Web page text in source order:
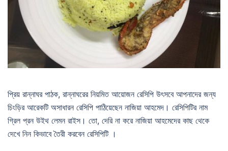
প্রিয় রান্নাঘর পাঠক, রান্নাঘরের নিয়মিত আয়োজন রেসিপি উৎসবে আপনাদের জন্য
চিংড়ির আরেকটি অসাধারন রেসিপি পাঠিয়েছেন নাজিয়া আহমেদ। রেসিপিটির নাম
গ্রিল প্রন উইথ লেমন রাইস। তো, দেরি না করে নাজিয়া আহমেদের কাছ থেকে
দেখে নিন কিভাবে তৈরী করবেন রেসিপিটি ।